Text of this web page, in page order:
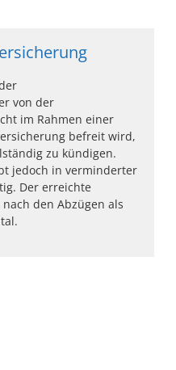
von der
im Rahmen einer
befreit wird,
zu kündigen.
jedoch in verminderter
Der erreichte
den Abzügen als